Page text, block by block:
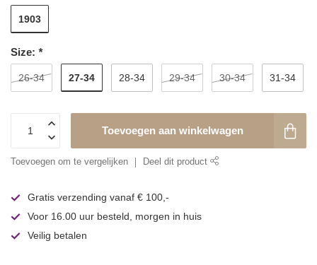
1903
Size: *
26-34 27-34 28-34 29-34 30-34 31-34
Toevoegen aan winkelwagen
Toevoegen om te vergelijken Deel dit product
Gratis verzending vanaf € 100,-
Voor 16.00 uur besteld, morgen in huis
Veilig betalen